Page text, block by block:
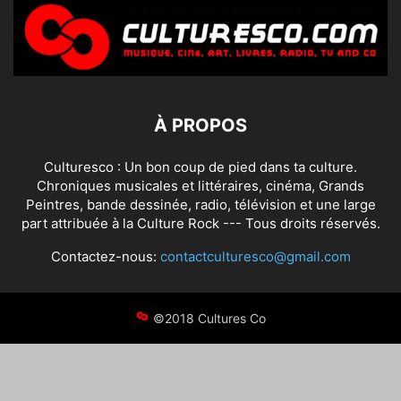
À PROPOS
Culturesco : Un bon coup de pied dans ta culture.
Chroniques musicales et littéraires, cinéma, Grands
Peintres, bande dessinée, radio, télévision et une large
part attribuée à la Culture Rock --- Tous droits réservés.
Contactez-nous: contactculturesco@gmail.com
©2018 Cultures Co